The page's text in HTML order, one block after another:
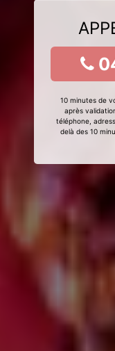
10 minutes de
après
téléphone,
delà des 10